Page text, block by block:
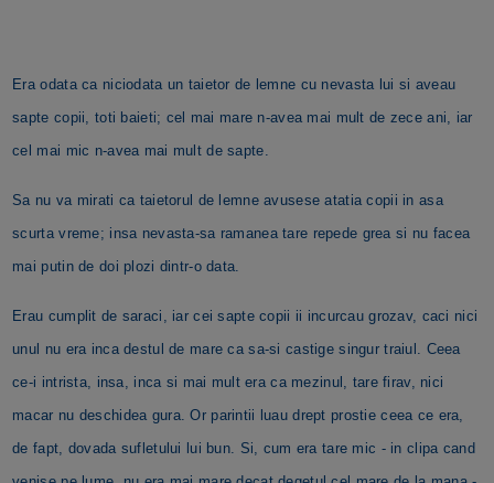
Era odata ca niciodata un taietor de lemne cu nevasta lui si aveau
sapte copii, toti baieti; cel mai mare n-avea mai mult de zece ani, iar
cel mai mic n-avea mai mult de sapte.
Sa nu va mirati ca taietorul de lemne avusese atatia copii in asa
scurta vreme; insa nevasta-sa ramanea tare repede grea si nu facea
mai putin de doi plozi dintr-o data.
Erau cumplit de saraci, iar cei sapte copii ii incurcau grozav, caci nici
unul nu era inca destul de mare ca sa-si castige singur traiul. Ceea
ce-i intrista, insa, inca si mai mult era ca mezinul, tare firav, nici
macar nu deschidea gura. Or parintii luau drept prostie ceea ce era,
de fapt, dovada sufletului lui bun. Si, cum era tare mic - in clipa cand